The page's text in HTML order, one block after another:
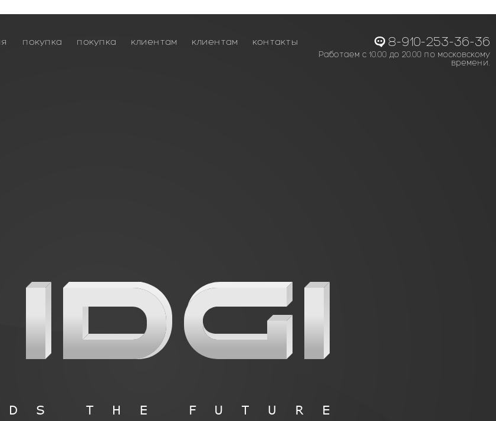
покупка покупка клиентам клиентам контакты 8-910-253-36-36
Работаем с 10.00 до 20.00 по московскому
времени.